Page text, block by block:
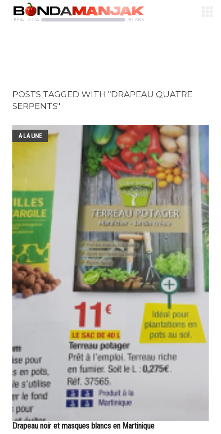
POSTS TAGGED WITH "DRAPEAU QUATRE
SERPENTS"
A LA UNE
Drapeau noir et masques blancs en Martinique